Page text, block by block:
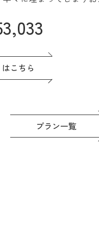
あふれる貸切会場。名古
できる眺望も人気です♪高
一番のおもてなし。
贅沢な特典つき◎準備もゆ
う！
こちら
プラン一覧